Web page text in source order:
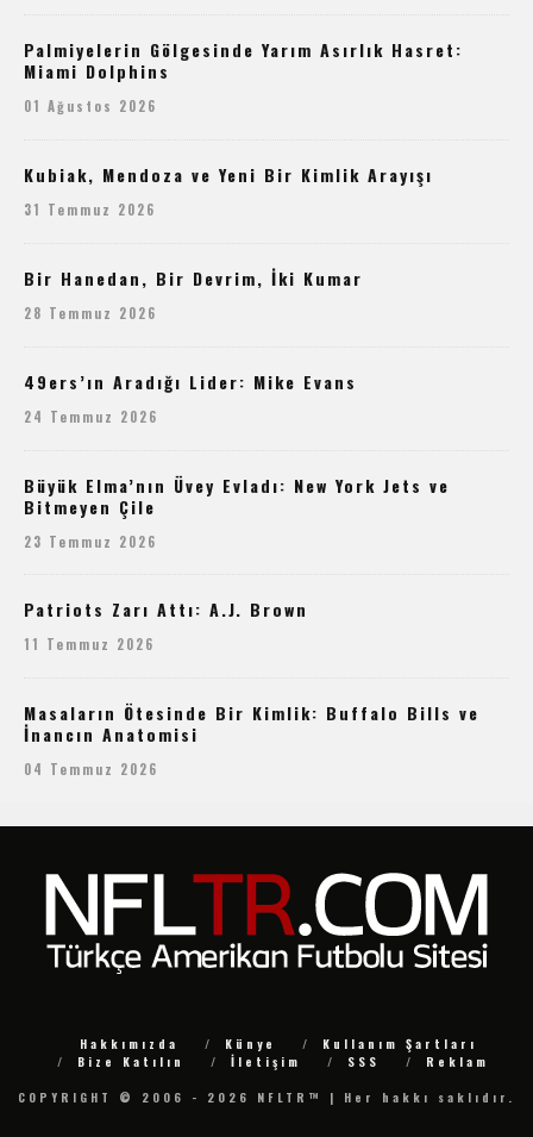
Palmiyelerin Gölgesinde Yarım Asırlık Hasret:
Miami Dolphins
01 Ağustos 2026
Kubiak, Mendoza ve Yeni Bir Kimlik Arayışı
31 Temmuz 2026
Bir Hanedan, Bir Devrim, İki Kumar
28 Temmuz 2026
49ers’ın Aradığı Lider: Mike Evans
24 Temmuz 2026
Büyük Elma’nın Üvey Evladı: New York Jets ve
Bitmeyen Çile
23 Temmuz 2026
Patriots Zarı Attı: A.J. Brown
11 Temmuz 2026
Masaların Ötesinde Bir Kimlik: Buffalo Bills ve
İnancın Anatomisi
04 Temmuz 2026
Hakkımızda Künye
Kullanım Şartları
Bize Katılın
İletişim SSS
Reklam
COPYRIGHT © 2006 - 2026 NFLTR™ | Her hakkı saklıdır.